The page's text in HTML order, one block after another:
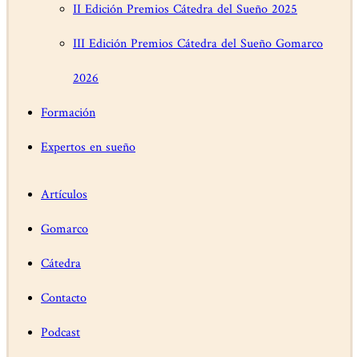
II Edición Premios Cátedra del Sueño 2025
III Edición Premios Cátedra del Sueño Gomarco
2026
Formación
Expertos en sueño
Artículos
Gomarco
Cátedra
Contacto
Podcast